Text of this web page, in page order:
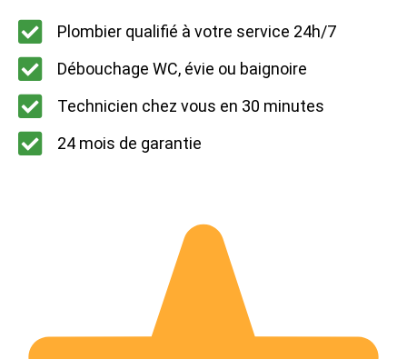
Plombier qualifié à votre service 24h/7
Débouchage WC, évie ou baignoire
Technicien chez vous en 30 minutes
24 mois de garantie